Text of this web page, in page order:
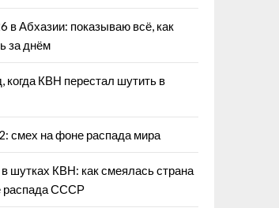
в Абхазии: показываю всё, как
за днём
когда КВН перестал шутить в
смех на фоне распада мира
шутках КВН: как смеялась страна
распада СССР